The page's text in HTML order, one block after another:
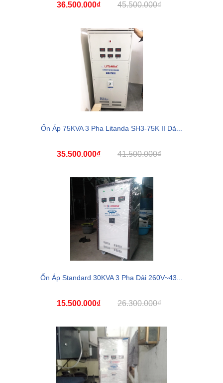
36.500.000₫ 45.500.000₫
Ổn Áp 75KVA 3 Pha Litanda SH3-75K II Dả...
35.500.000₫ 41.500.000₫
Ổn Áp Standard 30KVA 3 Pha Dải 260V~43...
15.500.000₫ 26.300.000₫